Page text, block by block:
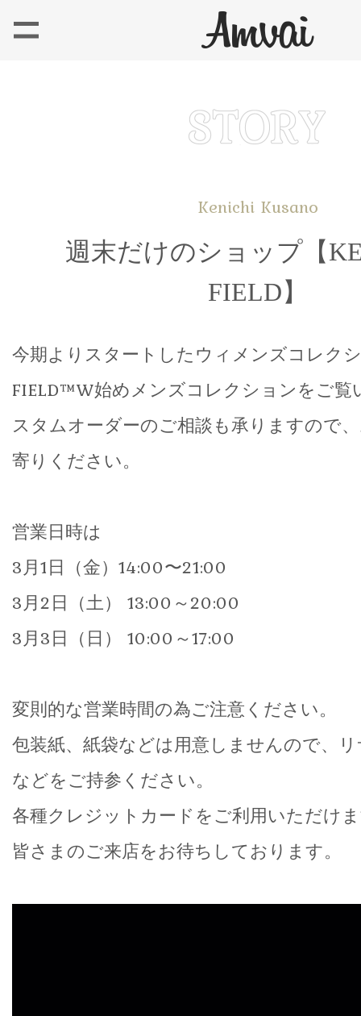
Kenichi Kusano
週末だけのショップ【
FIELD】
今期よりスタートしたウィメンズコレク
FIELD™W始めメンズコレクションをご覧
スタムオーダーのご相談も承りますので
寄りください。
営業日時は
3月1日（金）14:00〜21:00
3月2日（土） 13:00～20:00
3月3日（日） 10:00～17:00
変則的な営業時間の為ご注意ください。
包装紙、紙袋などは用意しませんので、
などをご持参ください。
各種クレジットカードをご利用いただけ
皆さまのご来店をお待ちしております。